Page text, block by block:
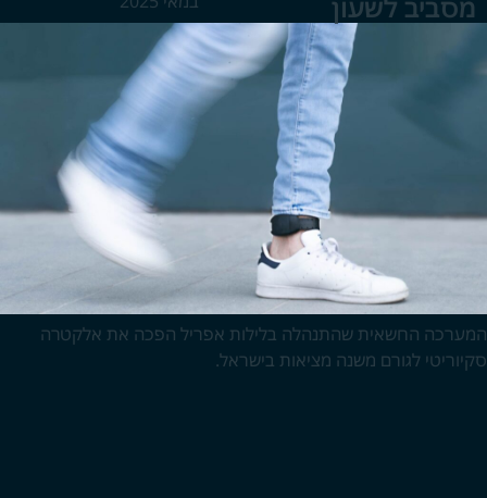
המערכה החשאית שהתנהלה בלילות אפריל הפכה את אלקטרה
סקיוריטי לגורם משנה מציאות בישראל.